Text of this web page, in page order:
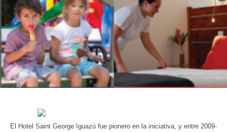
El Hotel Saint George Iguazú fue pionero en la iniciativa, y entre 2009-